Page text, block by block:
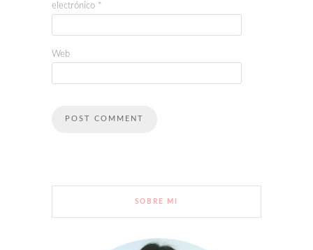
electrónico *
Web
SOBRE MI